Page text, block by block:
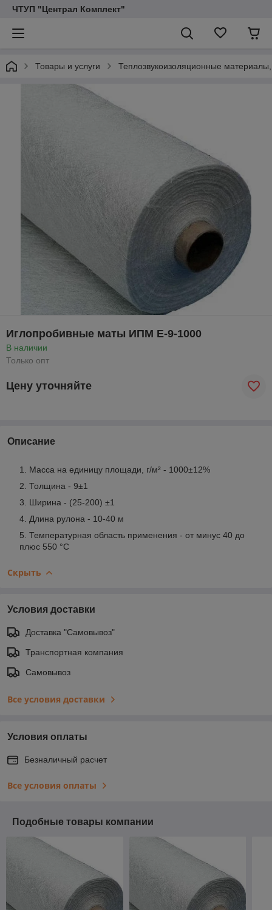
ЧТУП "Централ Комплект"
Товары и услуги Теплозвукоизоляционные
Иглопробивные маты ИПМ Е-9-1000
В наличии
Только опт
Цену уточняйте
Описание
Масса на единицу площади, г/м² - 1000±12%
Толщина - 9±1
Ширина - (25-200) ±1
Длина рулона - 10-40 м
Температурная область применения - от минус 40 до
плюс 550 °С
Скрыть
Условия доставки
Доставка "Самовывоз"
Транспортная компания
Самовывоз
Все условия доставки
Условия оплаты
Безналичный расчет
Все условия оплаты
Подобные товары компании